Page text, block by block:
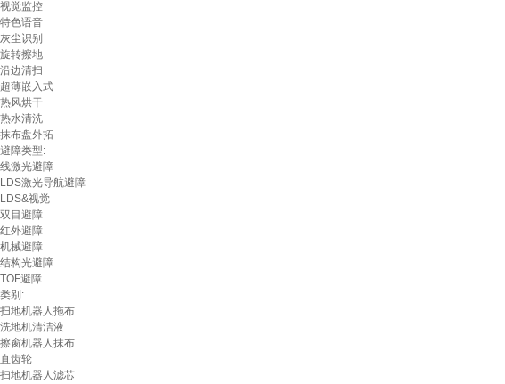
视觉监控
特色语音
灰尘识别
旋转擦地
沿边清扫
超薄嵌入式
热风烘干
热水清洗
抹布盘外拓
避障类型:
线激光避障
LDS激光导航避障
LDS&视觉
双目避障
红外避障
机械避障
结构光避障
TOF避障
类别:
扫地机器人拖布
洗地机清洁液
擦窗机器人抹布
直齿轮
扫地机器人滤芯